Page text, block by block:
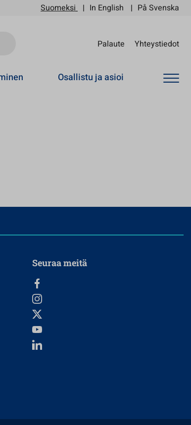
Suomeksi In English På Svenska
Palaute Yhteystiedot
Osallistu ja asioi
Seuraa meitä